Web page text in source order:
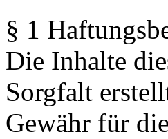
§ 1
Die Inhalte
Sorgfalt
Gewähr für